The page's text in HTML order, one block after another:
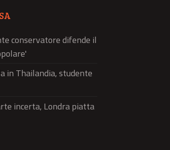
conservatore difende il
in Thailandia, studente
incerta, Londra piatta